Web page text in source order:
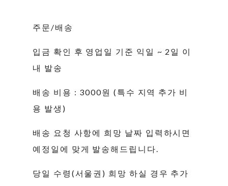
주문/배송
입금 확인 후 영업일 기준 익일 ~ 2일 이
내 발송
배송 비용 : 3000원 (특수 지역 추가 비
용 발생)
배송 요청 사항에 희망 날짜 입력하시면
예정일에 맞게 발송해드립니다.
당일 수령(서울권) 희망 하실 경우 추가